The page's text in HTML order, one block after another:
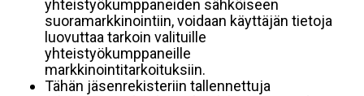
yhteistyökumppaneiden sähköiseen
suoramarkkinointiin, voidaan käyttäjän tietoja
luovuttaa tarkoin valituille
yhteistyökumppaneille
markkinointitarkoituksiin.
Tähän jäsenrekisteriin tallennettuja